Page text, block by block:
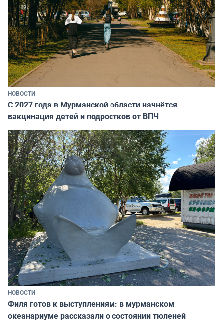
НОВОСТИ
С 2027 года в Мурманской области начнётся
вакцинация детей и подростков от ВПЧ
НОВОСТИ
Филя готов к выступлениям: в мурманском
океанариуме рассказали о состоянии тюленей